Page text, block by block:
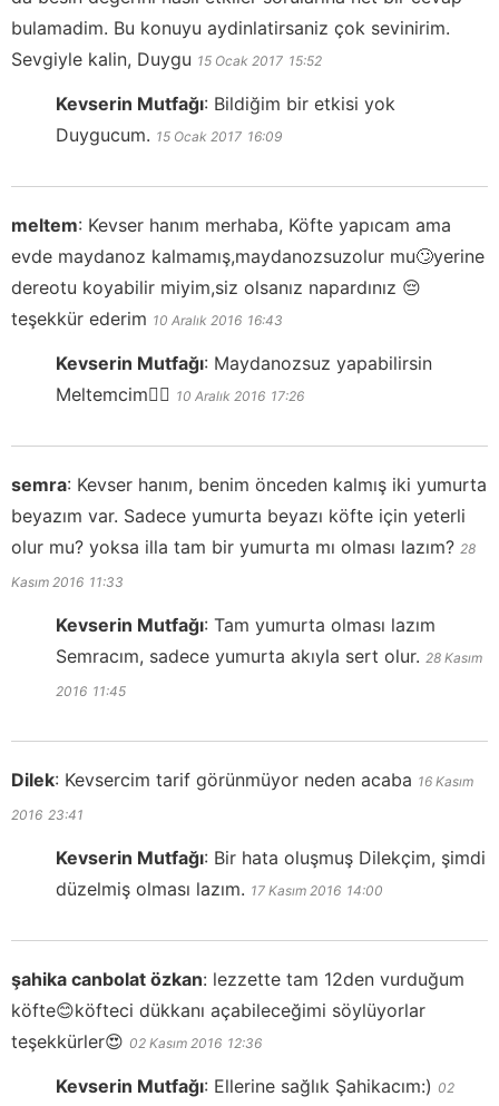
bulamadim. Bu konuyu aydinlatirsaniz çok sevinirim.
Sevgiyle kalin, Duygu 15 Ocak 2017 15:52
Kevserin Mutfağı: Bildiğim bir etkisi yok
Duygucum. 15 Ocak 2017 16:09
meltem: Kevser hanım merhaba, Köfte yapıcam ama
evde maydanoz kalmamış,maydanozsuzolur mu🙄yerine
dereotu koyabilir miyim,siz olsanız napardınız 😔
teşekkür ederim 10 Aralık 2016 16:43
Kevserin Mutfağı: Maydanozsuz yapabilirsin
Meltemcim👍🏻 10 Aralık 2016 17:26
semra: Kevser hanım, benim önceden kalmış iki yumurta
beyazım var. Sadece yumurta beyazı köfte için yeterli
olur mu? yoksa illa tam bir yumurta mı olması lazım? 28
Kasım 2016 11:33
Kevserin Mutfağı: Tam yumurta olması lazım
Semracım, sadece yumurta akıyla sert olur. 28 Kasım
2016 11:45
Dilek: Kevsercim tarif görünmüyor neden acaba 16 Kasım
2016 23:41
Kevserin Mutfağı: Bir hata oluşmuş Dilekçim, şimdi
düzelmiş olması lazım. 17 Kasım 2016 14:00
şahika canbolat özkan: lezzette tam 12den vurduğum
köfte😊köfteci dükkanı açabileceğimi söylüyorlar
teşekkürler😍 02 Kasım 2016 12:36
Kevserin Mutfağı: Ellerine sağlık Şahikacım:) 02